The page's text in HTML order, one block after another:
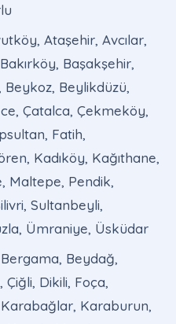
Ataşehir, Avcılar,
Başakşehir,
Beylikdüzü,
Çatalca, Çekmeköy,
Fatih,
Kadıköy, Kağıthane,
Maltepe, Pendik,
Sultanbeyli,
Ümraniye, Üsküdar
Bergama, Beydağ,
Dikili, Foça,
Karaburun,